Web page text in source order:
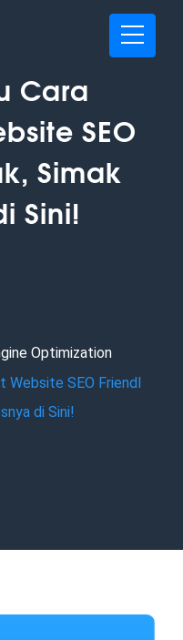
Cara
SEO
Simak
Sini!
Optimization
Website SEO Friendl
di Sini!